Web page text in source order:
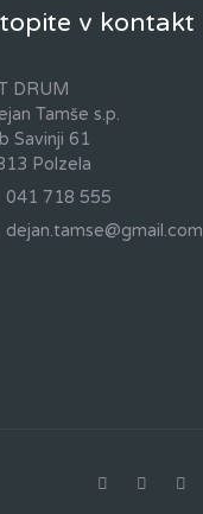
v kontakt
DRUM
Tamše s.p.
Savinji 61
Polzela
041 718 555
dejan.tamse@gmail.com